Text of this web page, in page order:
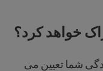
خواهد کرد؟
شما تعیین می